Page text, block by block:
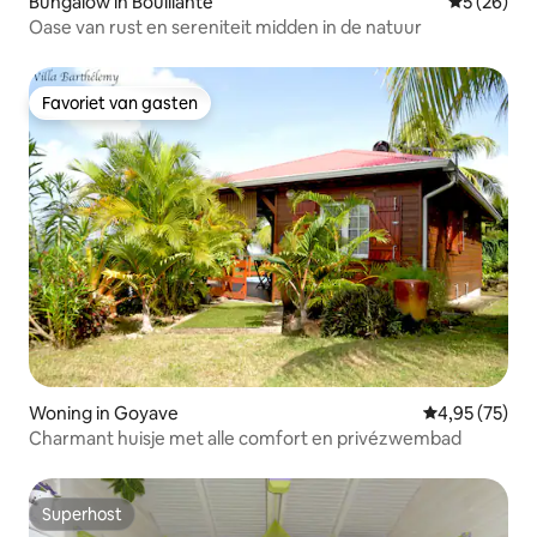
Oase van rust en sereniteit midden in de natuur
Favoriet van gasten
Favoriet van gasten
Woning in Goyave Gemiddelde
4,95 (75)
Charmant huisje met alle comfort en privézwembad
Superhost
Superhost